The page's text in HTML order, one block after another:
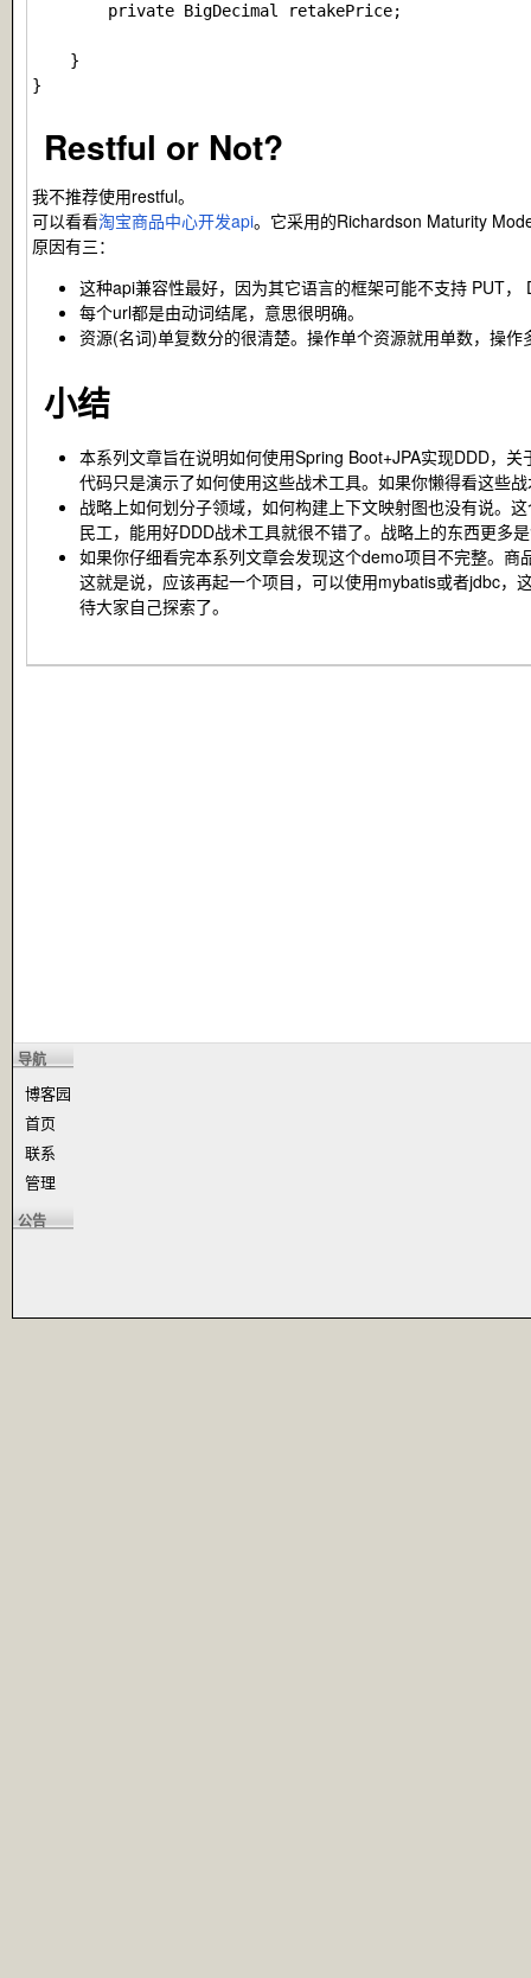
导航
博客园
首页
联系
管理
公告
        private BigDecimal retakePrice;
    }
Restful or Not?
我不推荐使用restful。
可以看看淘宝商品中心开发api。它采用的Richardson Maturity
原因有三：
这种api兼容性最好，因为其它语言的框架可能不支持 PUT，
每个url都是由动词结尾，意思很明确。
资源(名词)单复数分的很清楚。操作单个资源就用单数，操
小结
本系列文章旨在说明如何使用Spring Boot+JPA实现DDD，
代码只是演示了如何使用这些战术工具。如果你懒得看这些
战略上如何划分子领域，如何构建上下文映射图也没有说。
民工，能用好DDD战术工具就很不错了。战略上的东西更多
如果你仔细看完本系列文章会发现这个demo项目不完整。
这就是说，应该再起一个项目，可以使用mybatis或者jdbc，
待大家自己探索了。